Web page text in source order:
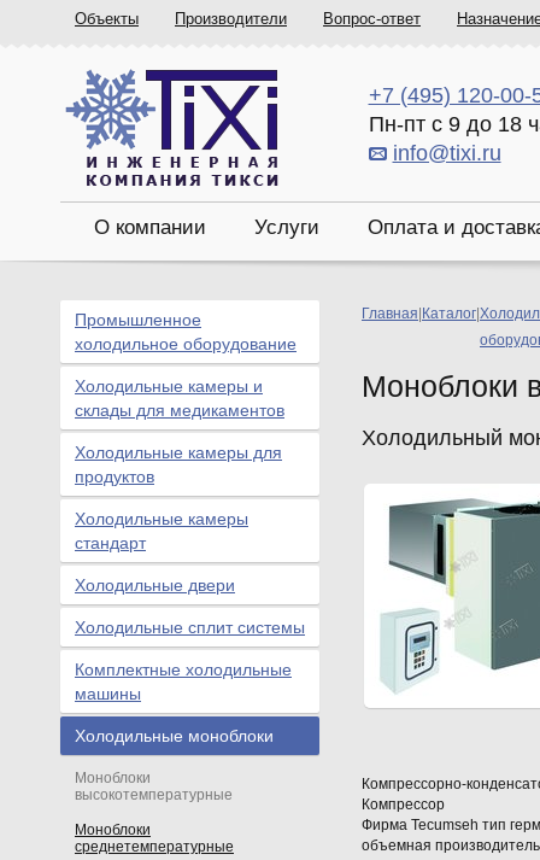
Объекты Производители Вопрос-ответ
+7 (495) 120-00-
Пн-пт с 9 до 18
info@tixi.ru
О компании Услуги Оплата и
Главная Каталог
Моноблоки
Холодильный
Компрессорно-
Компрессор
Фирма Tecumseh тип
объемная
Промышленное
холодильное оборудование
Холодильные камеры и
склады для медикаментов
Холодильные камеры для
продуктов
Холодильные камеры
стандарт
Холодильные двери
Холодильные сплит системы
Комплектные холодильные
машины
Холодильные моноблоки
Моноблоки
высокотемпературные
Моноблоки
среднетемпературные